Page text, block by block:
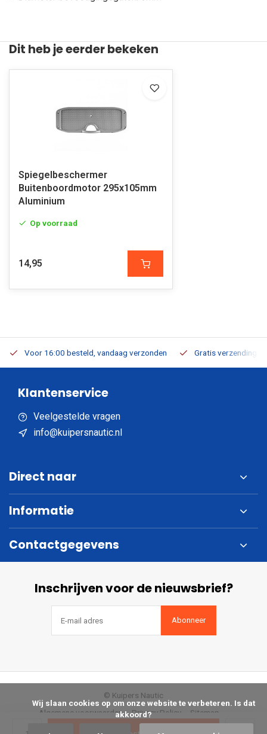
Dit heb je eerder bekeken
Spiegelbeschermer
Buitenboordmotor 295x105mm
Aluminium
Op voorraad
14,95
Voor 16:00 besteld, vandaag verzonden Gratis verzending
Klantenservice
Veelgestelde vragen
info@kuipersnautic.nl
Direct naar
Informatie
Contactgegevens
Inschrijven voor de nieuwsbrief?
Abonneer
Algemene voorwaarden Privacy Policy Sitemap
© Kuipers Nautic
akkoord?